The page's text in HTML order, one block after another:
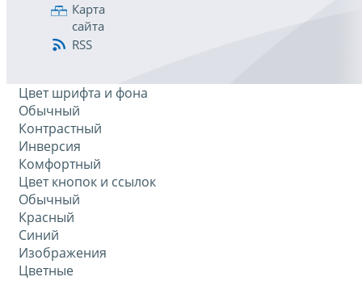
Карта
сайта
RSS
Цвет шрифта и фона
Обычный
Контрастный
Инверсия
Комфортный
Цвет кнопок и ссылок
Обычный
Красный
Синий
Изображения
Цветные